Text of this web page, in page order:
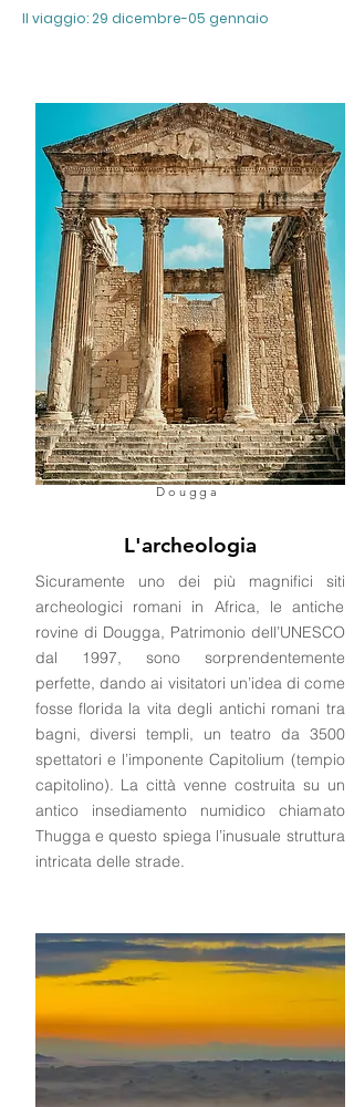
Il viaggio: 29 dicembre-05 gennaio
Dougga
L'archeologia
Sicuramente uno dei più magnifici siti
archeologici romani in Africa, le antiche
rovine di Dougga, Patrimonio dell’UNESCO
dal 1997, sono sorprendentemente
perfette, dando ai visitatori un’idea di come
fosse florida la vita degli antichi romani tra
bagni, diversi templi, un teatro da 3500
spettatori e l’imponente Capitolium (tempio
capitolino). La città venne costruita su un
antico insediamento numidico chiamato
Thugga e questo spiega l’inusuale struttura
intricata delle strade.